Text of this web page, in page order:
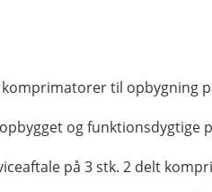
komprimatorer til
og funktionsdygtige
på 3 stk. 2 delt